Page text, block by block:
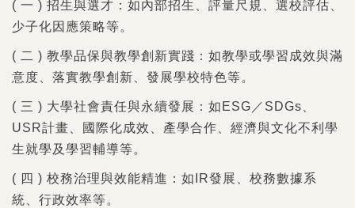
( 一 ) 招生與選才：如內部招生、評量尺規、選校評估、
少子化因應策略等。
( 二 ) 教學品保與教學創新實踐：如教學或學習成效與滿
意度、落實教學創新、發展學校特色等。
( 三 ) 大學社會責任與永續發展：如ESG／SDGs、
USR計畫、國際化成效、產學合作、經濟與文化不利學
生就學及學習輔導等。
( 四 ) 校務治理與效能精進：如IR發展、校務數據系
統、行政效率等。